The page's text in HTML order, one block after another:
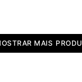
MAIS